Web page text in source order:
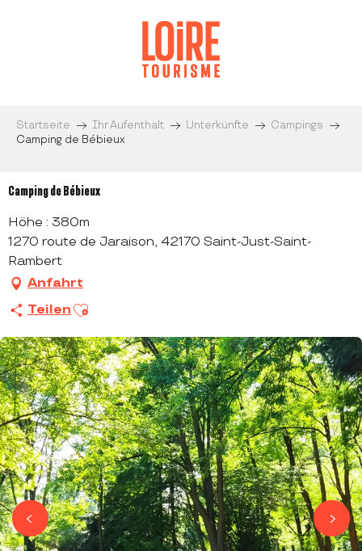
Startseite Ihr Aufenthalt Unterkünfte
Campings
Camping de Bébieux
Camping de Bébieux
Höhe : 380m
1270 route de Jaraison, 42170 Saint-Just-Saint-
Rambert
Anfahrt
Teilen Ajouter aux favoris